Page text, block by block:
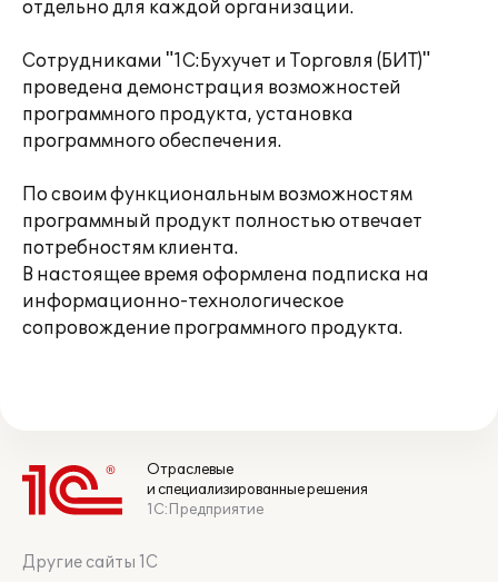
отдельно для каждой организации.
Сотрудниками "1С:Бухучет и Торговля (БИТ)"
проведена демонстрация возможностей
программного продукта, установка
программного обеспечения.
По своим функциональным возможностям
программный продукт полностью отвечает
потребностям клиента.
В настоящее время оформлена подписка на
информационно-технологическое
сопровождение программного продукта.
Отраслевые
и специализированные решения
1С:Предприятие
Другие сайты 1С